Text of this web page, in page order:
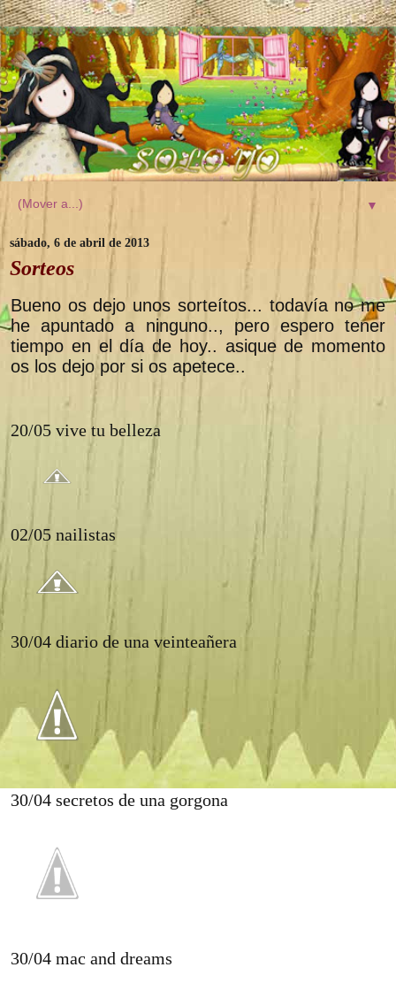
▼
sábado, 6 de abril de 2013
Sorteos
Bueno os dejo unos sorteítos... todavía no me
he apuntado a ninguno.., pero espero tener
tiempo en el día de hoy.. asique de momento
os los dejo por si os apetece..
20/05 vive tu belleza
02/05 nailistas
30/04 diario de una veinteañera
30/04 secretos de una gorgona
30/04 mac and dreams